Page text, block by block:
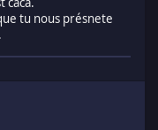
tu nous présnete